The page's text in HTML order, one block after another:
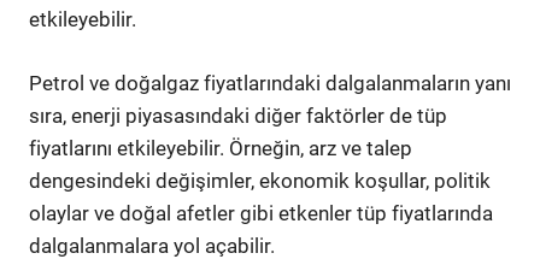
etkileyebilir.
Petrol ve doğalgaz fiyatlarındaki dalgalanmaların yanı
sıra, enerji piyasasındaki diğer faktörler de tüp
fiyatlarını etkileyebilir. Örneğin, arz ve talep
dengesindeki değişimler, ekonomik koşullar, politik
olaylar ve doğal afetler gibi etkenler tüp fiyatlarında
dalgalanmalara yol açabilir.